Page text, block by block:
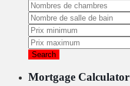
Search
Mortgage Calculator